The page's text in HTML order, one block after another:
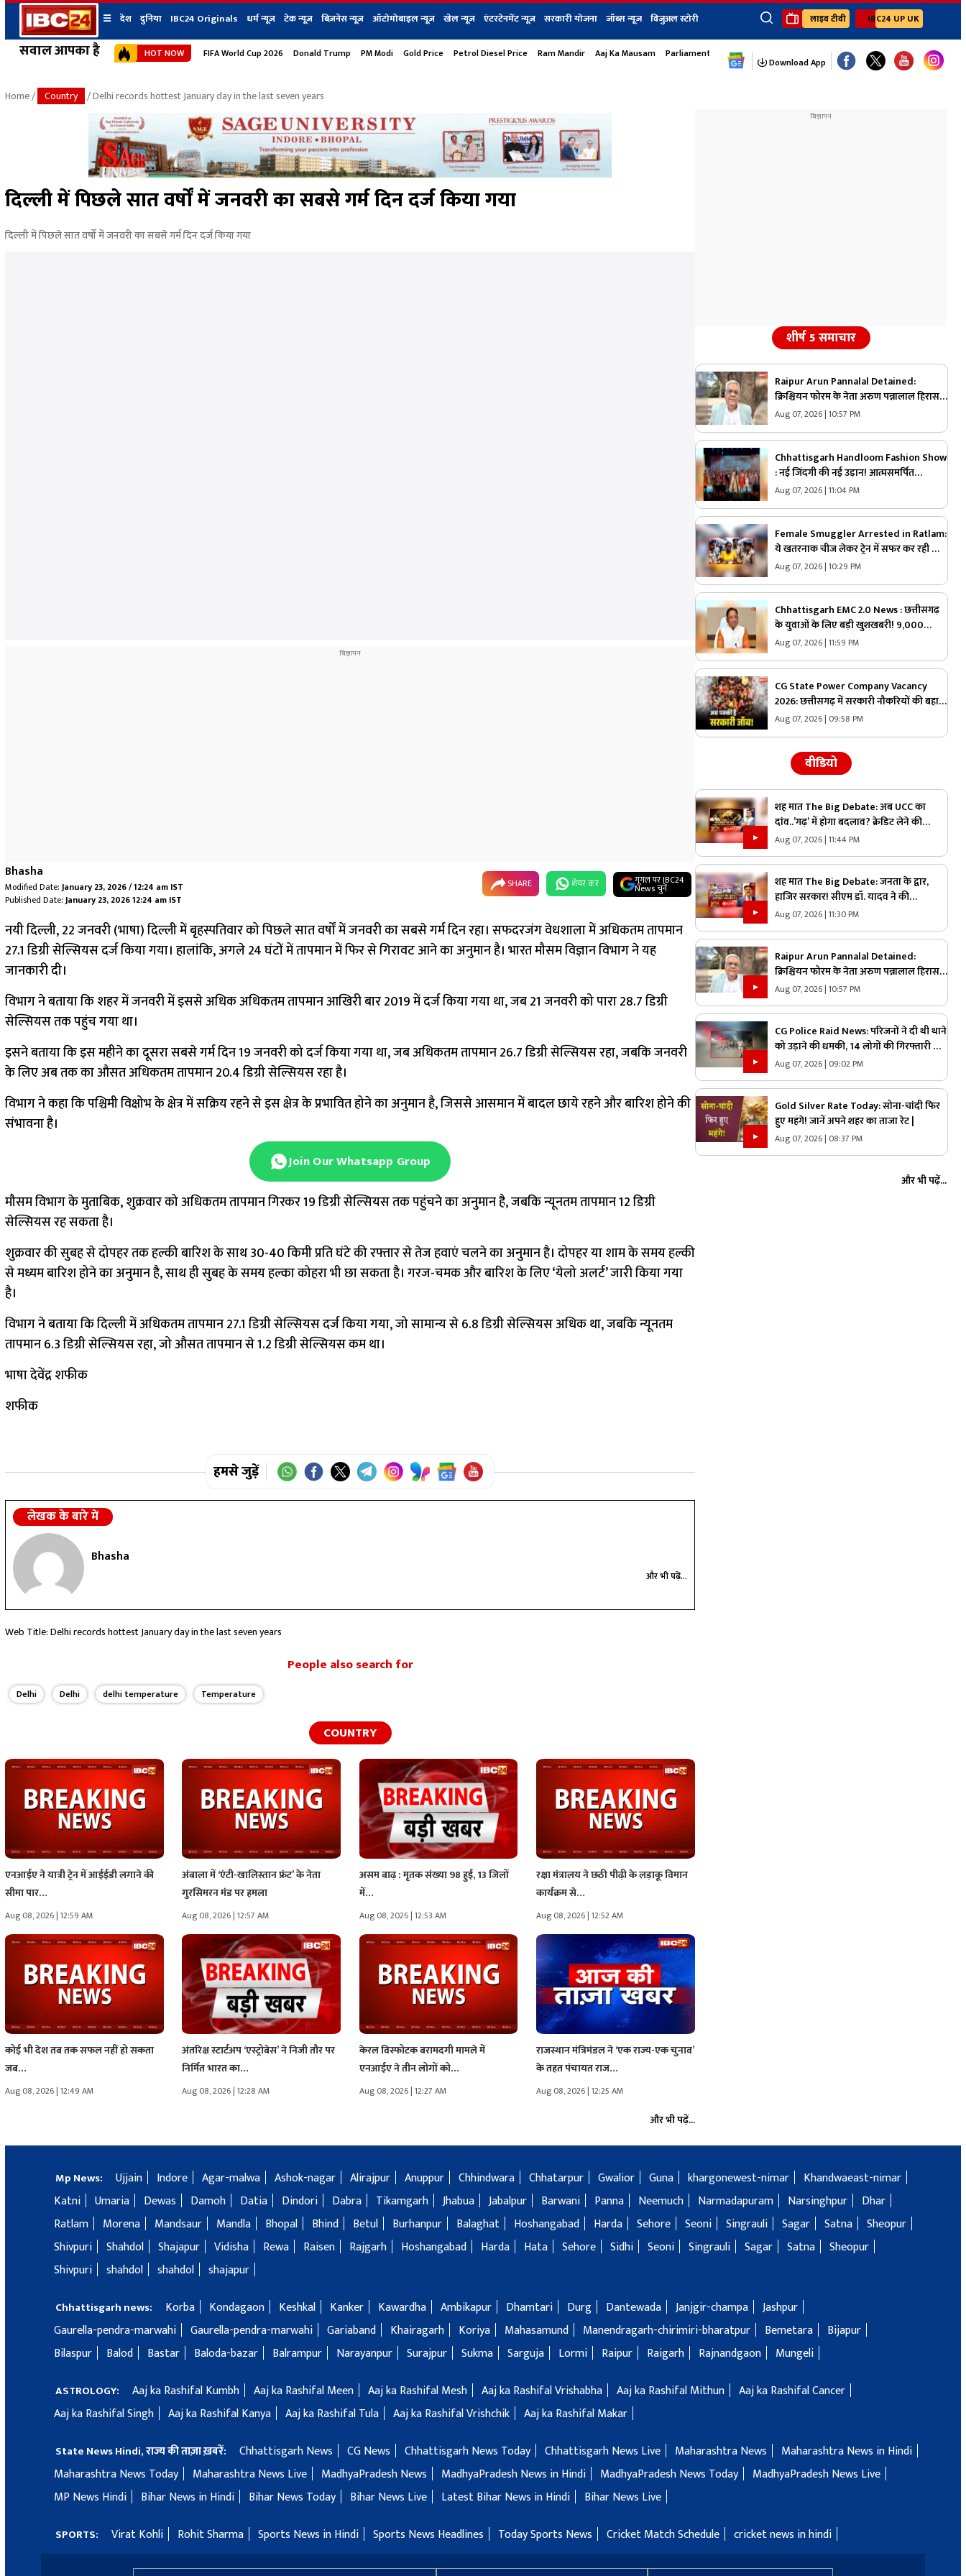
सवाल आपका है
☰ देश दुनिया IBC24 Originals धर्म न्यूज़ टेक न्यूज़ बिज़नेस न्यूज़ ऑटोमोबाइल न्यूज़ खेल न्यूज़ एंटरटेनमेंट न्यूज़ सरकारी योजना जॉब्स न्यूज विजुअल स्टोरी
×
छत्तीसगढ़ न्यूज
उत्तर प्रदेश न्यूज
बिहार न्यूज
उत्तराखंड न्यूज
महाराष्ट्र न्यूज
हिमाचल प्रदेश न्यूज
शहर
भोपाल
जबलपुर
ग्वालियर
रायपुर
दुनिया IBC24 Originals जॉब्स न्यूज Youtube Channels
Ibc24 Jankarwan
लाइव टीवी IBC24 UP UK
HOT NOW FIFA World Cup 2026 Donald Trump PM Modi Gold Price Petrol Diesel Price Ram Mandir Aaj Ka Mausam Parliament Monsoon Session
Download App
Home/ Country / Delhi records hottest January day in the last seven years
दिल्ली में पिछले सात वर्षों में जनवरी का सबसे गर्म दिन दर्ज किया गया
दिल्ली में पिछले सात वर्षों में जनवरी का सबसे गर्म दिन दर्ज किया गया
Bhasha
Modified Date:January 23, 2026 / 12:24 am IST
Published Date:January 23, 2026 12:24 am IST
SHARE शेयर कर गूगल पर IBC24
News चुनें
नयी दिल्ली, 22 जनवरी (भाषा) दिल्ली में बृहस्पतिवार को पिछले सात वर्षों में जनवरी का सबसे गर्म दिन रहा। सफदरजंग वेधशाला में अधिकतम तापमान
27.1 डिग्री सेल्सियस दर्ज किया गया। हालांकि, अगले 24 घंटों में तापमान में फिर से गिरावट आने का अनुमान है। भारत मौसम विज्ञान विभाग ने यह
जानकारी दी।
विभाग ने बताया कि शहर में जनवरी में इससे अधिक अधिकतम तापमान आखिरी बार 2019 में दर्ज किया गया था, जब 21 जनवरी को पारा 28.7 डिग्री
सेल्सियस तक पहुंच गया था।
इसने बताया कि इस महीने का दूसरा सबसे गर्म दिन 19 जनवरी को दर्ज किया गया था, जब अधिकतम तापमान 26.7 डिग्री सेल्सियस रहा, जबकि जनवरी
के लिए अब तक का औसत अधिकतम तापमान 20.4 डिग्री सेल्सियस रहा है।
विभाग ने कहा कि पश्चिमी विक्षोभ के क्षेत्र में सक्रिय रहने से इस क्षेत्र के प्रभावित होने का अनुमान है, जिससे आसमान में बादल छाये रहने और बारिश होने की
संभावना है।
Join Our Whatsapp Group
मौसम विभाग के मुताबिक, शुक्रवार को अधिकतम तापमान गिरकर 19 डिग्री सेल्सियस तक पहुंचने का अनुमान है, जबकि न्यूनतम तापमान 12 डिग्री
सेल्सियस रह सकता है।
शुक्रवार की सुबह से दोपहर तक हल्की बारिश के साथ 30-40 किमी प्रति घंटे की रफ्तार से तेज हवाएं चलने का अनुमान है। दोपहर या शाम के समय हल्की
से मध्यम बारिश होने का अनुमान है, साथ ही सुबह के समय हल्का कोहरा भी छा सकता है। गरज-चमक और बारिश के लिए ‘येलो अलर्ट’ जारी किया गया
है।
विभाग ने बताया कि दिल्ली में अधिकतम तापमान 27.1 डिग्री सेल्सियस दर्ज किया गया, जो सामान्य से 6.8 डिग्री सेल्सियस अधिक था, जबकि न्यूनतम
तापमान 6.3 डिग्री सेल्सियस रहा, जो औसत तापमान से 1.2 डिग्री सेल्सियस कम था।
भाषा देवेंद्र शफीक
शफीक
हमसे जुड़ें
लेखक के बारे में
Bhasha
और भी पढ़ें...
Web Title: Delhi records hottest January day in the last seven years
People also search for
Delhi Delhi delhi temperature Temperature
COUNTRY
एनआईए ने यात्री ट्रेन में आईईडी लगाने की
सीमा पार…
Aug 08, 2026 | 12:59 AM
अंबाला में ‘एंटी-खालिस्तान फ्रंट’ के नेता
गुरसिमरन मंड पर हमला
Aug 08, 2026 | 12:57 AM
असम बाढ़ : मृतक संख्या 98 हुई, 13 जिलों
में…
Aug 08, 2026 | 12:53 AM
रक्षा मंत्रालय ने छठी पीढ़ी के लड़ाकू विमान
कार्यक्रम से…
Aug 08, 2026 | 12:52 AM
कोई भी देश तब तक सफल नहीं हो सकता
जब…
Aug 08, 2026 | 12:49 AM
अंतरिक्ष स्टार्टअप ‘एस्ट्रोबेस’ ने निजी तौर पर
निर्मित भारत का…
Aug 08, 2026 | 12:28 AM
केरल विस्फोटक बरामदगी मामले में
एनआईए ने तीन लोगों को…
Aug 08, 2026 | 12:27 AM
राजस्थान मंत्रिमंडल ने ‘एक राज्य-एक चुनाव’
के तहत पंचायत राज…
Aug 08, 2026 | 12:25 AM
और भी पढ़ें...
शीर्ष 5 समाचार
Raipur Arun Pannalal Detained:
क्रिश्चियन फोरम के नेता अरुण पन्नालाल हिरासत
में.. कड़े सुरक्षा के बीच थाने ले गई पुलिस, जानें
Aug 07, 2026 | 10:57 PM
Chhattisgarh Handloom Fashion Show
: नई जिंदगी की नई उड़ान! आत्मसमर्पित
महिलाओं ने रैंप पर बिखेरा आत्मविश्वास, तस्वीरें
Aug 07, 2026 | 11:04 PM
Female Smuggler Arrested in Ratlam:
ये खतरनाक चीज लेकर ट्रेन में सफर कर रही थी
महिला, पुलिस ने किया गिरफ्तार, जांच में सामने
Aug 07, 2026 | 10:29 PM
Chhattisgarh EMC 2.0 News : छत्तीसगढ़
के युवाओं के लिए बड़ी खुशखबरी! 9,000
नौकरियों का रास्ता साफ, केंद्र ने दी मेगा प्रोजेक्ट
Aug 07, 2026 | 11:59 PM
CG State Power Company Vacancy
2026: छत्तीसगढ़ में सरकारी नौकरियों की बहार..
इस विभाग ने 1235 पदों पर बम्पर भर्ती, डाटा एंट्री
Aug 07, 2026 | 09:58 PM
वीडियो
शह मात The Big Debate: अब UCC का
दांव..’गढ़’ में होगा बदलाव? क्रेडिट लेने की
कोशिश में कांग्रेस, बांटने वाली राजनीति पर क्या
है सरकार का जवाब?
Aug 07, 2026 | 11:44 PM
शह मात The Big Debate: जनता के द्वार,
हाजिर सरकार! सीएम डॉ. यादव ने की
जनविश्वास अभियान की शुरुआत, जनविश्वास
मुहीम से क्या मजबूत होगी जमीनी पकड़
Aug 07, 2026 | 11:30 PM
Raipur Arun Pannalal Detained:
क्रिश्चियन फोरम के नेता अरुण पन्नालाल हिरासत
में.. कड़े सुरक्षा के बीच थाने ले गई पुलिस, जानें
क्या है आरोप
Aug 07, 2026 | 10:57 PM
CG Police Raid News: परिजनों ने दी थी थाने
को उड़ाने की धमकी, 14 लोगों की गिरफ्तारी के
बाद NSA के आरोपी के घर पुलिस ने मारा छापा,
जांच में मिली ये चौंकाने वाली चीज
Aug 07, 2026 | 09:02 PM
Gold Silver Rate Today: सोना-चांदी फिर
हुए महंगे! जानें अपने शहर का ताजा रेट |
Aug 07, 2026 | 08:37 PM
और भी पढ़ें...
Mp News: Ujjain Indore Agar-malwa Ashok-nagar Alirajpur Anuppur Chhindwara Chhatarpur Gwalior Guna khargonewest-nimar
Khandwaeast-nimar
Katni
Umaria Dewas Damoh Datia Dindori Dabra Tikamgarh Jhabua Jabalpur Barwani Panna Neemuch Narmadapuram Narsinghpur
Dhar
Ratlam
Morena Mandsaur Mandla Bhopal Bhind Betul Burhanpur Balaghat Hoshangabad Harda Sehore Seoni Singrauli Sagar Satna
Sheopur
Shivpuri
Shahdol Shajapur Vidisha Rewa Raisen Rajgarh Hoshangabad Harda Hata Sehore Sidhi Seoni Singrauli Sagar Satna
Sheopur
Shivpuri
shahdol shahdol shajapur
Chhattisgarh news: Korba Kondagaon Keshkal Kanker Kawardha Ambikapur Dhamtari Durg Dantewada Janjgir-champa
Jashpur
Gaurella-pendra-marwahi
Gaurella-pendra-marwahi Gariaband Khairagarh Koriya Mahasamund Manendragarh-chirimiri-bharatpur Bemetara
Bijapur
Bilaspur
Balod Bastar Baloda-bazar Balrampur Narayanpur Surajpur Sukma Sarguja Lormi Raipur Raigarh Rajnandgaon Mungeli
ASTROLOGY: Aaj ka Rashifal Kumbh Aaj ka Rashifal Meen Aaj ka Rashifal Mesh Aaj ka Rashifal Vrishabha Aaj ka Rashifal Mithun
Aaj ka Rashifal Cancer
Aaj ka Rashifal Singh
Aaj ka Rashifal Kanya Aaj ka Rashifal Tula Aaj ka Rashifal Vrishchik Aaj ka Rashifal Makar
State News Hindi, राज्य की ताज़ा ख़बरें: Chhattisgarh News CG News Chhattisgarh News Today Chhattisgarh News Live Maharashtra News
Maharashtra News in Hindi
Maharashtra News Today
Maharashtra News Live MadhyaPradesh News MadhyaPradesh News in Hindi MadhyaPradesh News Today
MadhyaPradesh News Live
MP News Hindi
Bihar News in Hindi Bihar News Today Bihar News Live Latest Bihar News in Hindi Bihar News Live
SPORTS: Virat Kohli Rohit Sharma Sports News in Hindi Sports News Headlines Today Sports News Cricket Match Schedule cricket news in hindi